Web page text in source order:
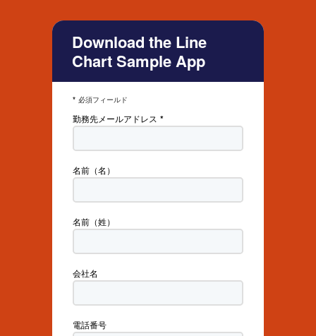
Download the Line
Chart Sample App
必須フィールド
勤務先メールアドレス
名前（名）
名前（姓）
会社名
電話番号